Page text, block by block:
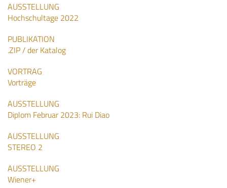
AUSSTELLUNG
Hochschultage 2022
PUBLIKATION
.ZIP / der Katalog
VORTRAG
Vorträge
AUSSTELLUNG
Diplom Februar 2023: Rui Diao
AUSSTELLUNG
STEREO 2
AUSSTELLUNG
Wiener+